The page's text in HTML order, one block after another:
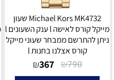
Michael Kors MK4732 שעון
מייקל קורס לאישה l ענק השעונים l
ניתן להתרשם ממבחר שעוני מייקל
קורס אצלנו בחנות l
₪790
₪367